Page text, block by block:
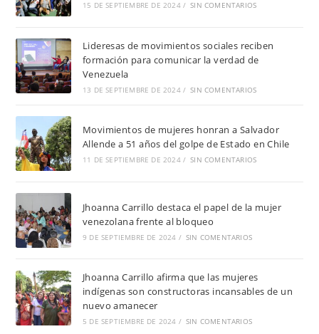
15 DE SEPTIEMBRE DE 2024 / SIN COMENTARIOS
Lideresas de movimientos sociales reciben
formación para comunicar la verdad de
Venezuela
13 DE SEPTIEMBRE DE 2024 / SIN COMENTARIOS
Movimientos de mujeres honran a Salvador
Allende a 51 años del golpe de Estado en Chile
11 DE SEPTIEMBRE DE 2024 / SIN COMENTARIOS
Jhoanna Carrillo destaca el papel de la mujer
venezolana frente al bloqueo
9 DE SEPTIEMBRE DE 2024 / SIN COMENTARIOS
Jhoanna Carrillo afirma que las mujeres
indígenas son constructoras incansables de un
nuevo amanecer
5 DE SEPTIEMBRE DE 2024 / SIN COMENTARIOS